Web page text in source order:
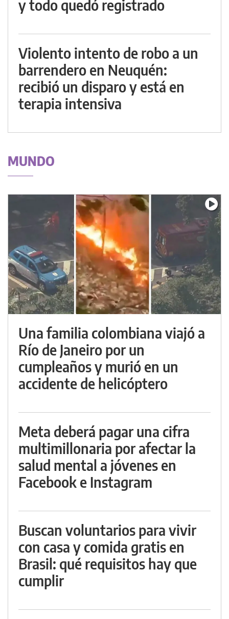
y todo quedó registrado
Violento intento de robo a un
barrendero en Neuquén:
recibió un disparo y está en
terapia intensiva
MUNDO
Una familia colombiana viajó a
Río de Janeiro por un
cumpleaños y murió en un
accidente de helicóptero
Meta deberá pagar una cifra
multimillonaria por afectar la
salud mental a jóvenes en
Facebook e Instagram
Buscan voluntarios para vivir
con casa y comida gratis en
Brasil: qué requisitos hay que
cumplir